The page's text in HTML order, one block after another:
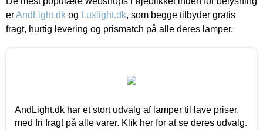
erAndLight.dk og Luxlight.dk, som begge tilbyder gratis
fragt, hurtig levering og prismatch på alle deres lamper.
AndLight.dk har et stort udvalg af lamper til lave priser,
med fri fragt på alle varer. Klik her for at se deres udvalg.